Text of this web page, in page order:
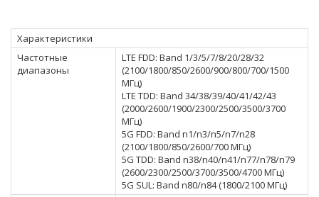
Характеристики
Частотные
диапазоны
LTE FDD: Band 1/3/5/7/8/20/28/32
(2100/1800/850/2600/900/800/700/1500
МГц)
LTE TDD: Band 34/38/39/40/41/42/43
(2000/2600/1900/2300/2500/3500/3700
МГц)
5G FDD: Band n1/n3/n5/n7/n28
(2100/1800/850/2600/700 МГц)
5G TDD: Band n38/n40/n41/n77/n78/n79
(2600/2300/2500/3700/3500/4700 МГц)
5G SUL: Band n80/n84 (1800/2100 МГц)